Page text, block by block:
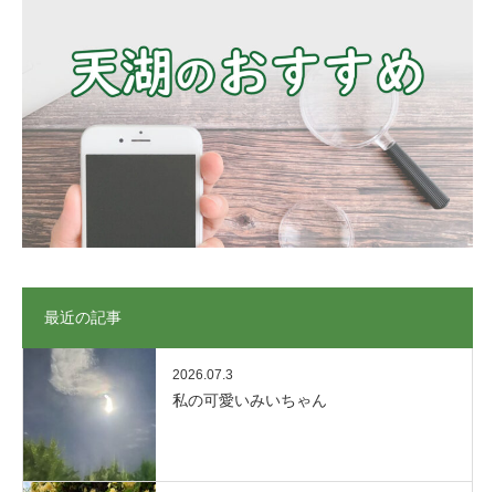
最近の記事
2026.07.3
私の可愛いみいちゃん